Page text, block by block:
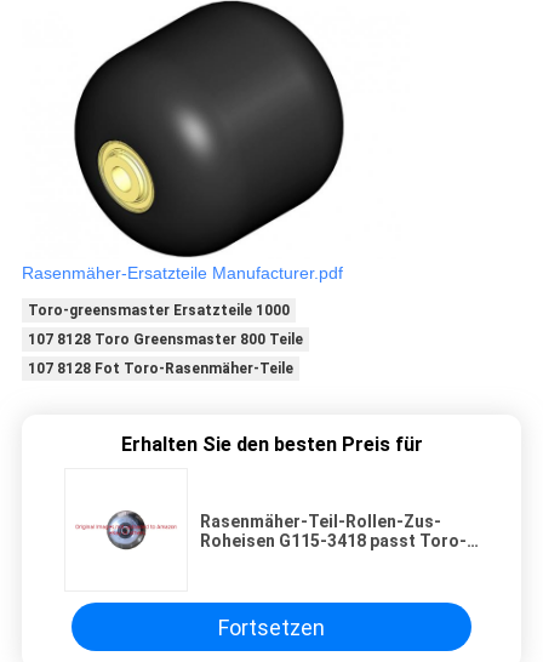
Rasenmäher-Ersatzteile Manufacturer.pdf
Toro-greensmaster Ersatzteile 1000
107 8128 Toro Greensmaster 800 Teile
107 8128 Fot Toro-Rasenmäher-Teile
Erhalten Sie den besten Preis für
Rasenmäher-Teil-Rollen-Zus-
Roheisen G115-3418 passt Toro-
Fortsetzen